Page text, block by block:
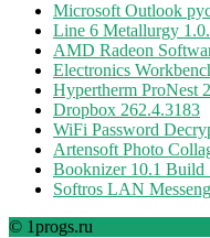
Microsoft Outlook
Line 6 Metallurgy
AMD Radeon
Electronics
Hypertherm ProNest
Dropbox 262.4.3183
WiFi Password
Artensoft Photo
Booknizer 10.1 Build
Softros LAN
© 1progs.ru